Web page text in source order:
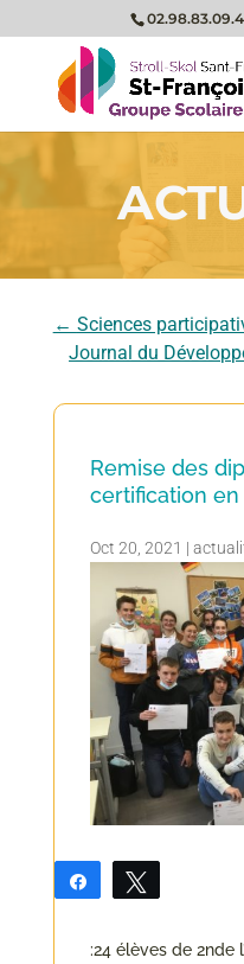
← Sciences
Journal du
Remise des
certification
Oct 20, 2021 |
Partagez
:24 élèves de 2nde